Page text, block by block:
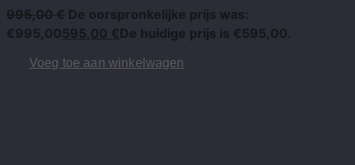
995,00€ De oorspronkelijke prijs was:
€995,00595,00 €De huidige prijs is €595,00.
Voeg toe aan winkelwagen